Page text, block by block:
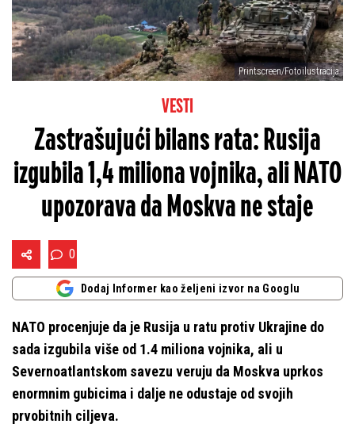
Printscreen/Fotoilustracija
VESTI
Zastrašujući bilans rata: Rusija
izgubila 1,4 miliona vojnika, ali NATO
upozorava da Moskva ne staje
0
Dodaj Informer kao željeni izvor na Googlu
NATO procenjuje da je Rusija u ratu protiv Ukrajine do
sada izgubila više od 1.4 miliona vojnika, ali u
Severnoatlantskom savezu veruju da Moskva uprkos
enormnim gubicima i dalje ne odustaje od svojih
prvobitnih ciljeva.